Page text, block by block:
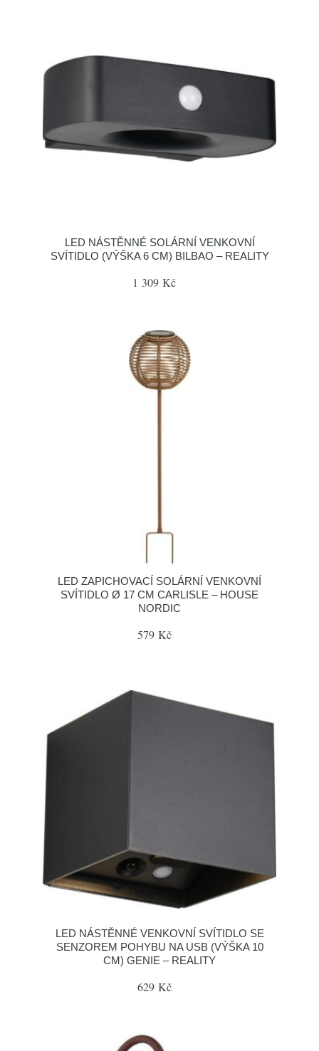
LED NÁSTĚNNÉ SOLÁRNÍ VENKOVNÍ
SVÍTIDLO (VÝŠKA 6 CM) BILBAO – REALITY
1 309 Kč
LED ZAPICHOVACÍ SOLÁRNÍ VENKOVNÍ
SVÍTIDLO Ø 17 CM CARLISLE – HOUSE
NORDIC
579 Kč
LED NÁSTĚNNÉ VENKOVNÍ SVÍTIDLO SE
SENZOREM POHYBU NA USB (VÝŠKA 10
CM) GENIE – REALITY
629 Kč